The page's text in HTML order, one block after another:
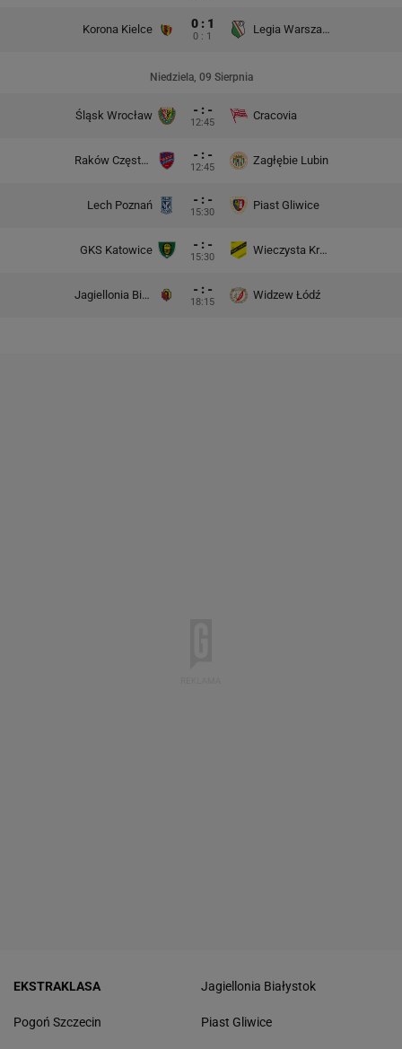
Korona Kielce 0 : 1
0 : 1
Legia Warszawa
Niedziela, 09 Sierpnia
Śląsk Wrocław - : -
12:45
Cracovia
Raków Częstochowa - : -
12:45
Zagłębie Lubin
Lech Poznań - : -
15:30
Piast Gliwice
GKS Katowice - : -
15:30
Wieczysta Kraków
Jagiellonia Białystok - : -
18:15
Widzew Łódź
EKSTRAKLASA
Pogoń Szczecin
Jagiellonia Białystok
Piast Gliwice